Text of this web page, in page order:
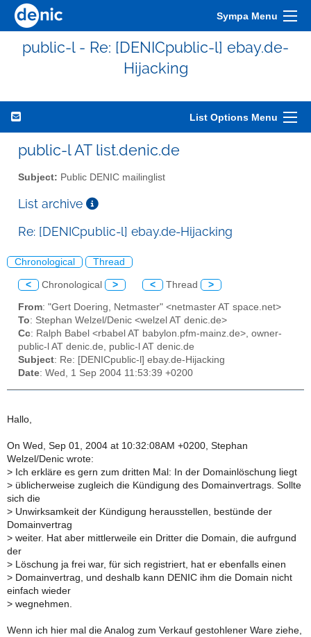
Sympa Menu
public-l - Re: [DENICpublic-l] ebay.de-
Hijacking
List Options Menu
public-l AT list.denic.de
Subject: Public DENIC mailinglist
List archive
Re: [DENICpublic-l] ebay.de-Hijacking
Chronological Thread
< Chronological > < Thread >
From: "Gert Doering, Netmaster" <netmaster AT space.net>
To: Stephan Welzel/Denic <welzel AT denic.de>
Cc: Ralph Babel <rbabel AT babylon.pfm-mainz.de>, owner-
public-l AT denic.de, public-l AT denic.de
Subject: Re: [DENICpublic-l] ebay.de-Hijacking
Date: Wed, 1 Sep 2004 11:53:39 +0200
Hallo,
On Wed, Sep 01, 2004 at 10:32:08AM +0200, Stephan
Welzel/Denic wrote:
> Ich erkläre es gern zum dritten Mal: In der Domainlöschung liegt
> üblicherweise zugleich die Kündigung des Domainvertrags. Sollte
sich die
> Unwirksamkeit der Kündigung herausstellen, bestünde der
Domainvertrag
> weiter. Hat aber mittlerweile ein Dritter die Domain, die aufrgund
der
> Löschung ja frei war, für sich registriert, hat er ebenfalls einen
> Domainvertrag, und deshalb kann DENIC ihm die Domain nicht
einfach wieder
> wegnehmen.
Wenn ich hier mal die Analog zum Verkauf gestohlener Ware ziehe,